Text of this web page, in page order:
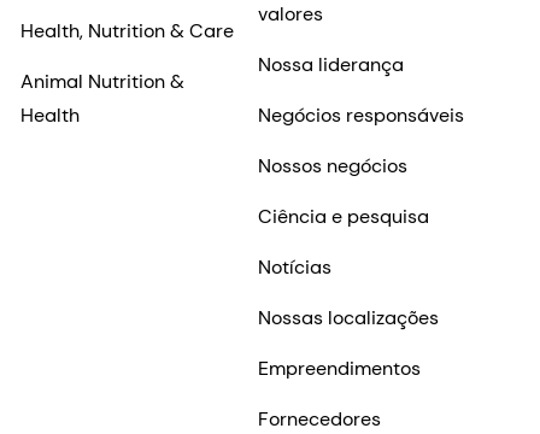
Health, Nutrition & Care
Animal Nutrition &
Health
valores
Nossa liderança
Negócios responsáveis
Nossos negócios
Ciência e pesquisa
Notícias
Nossas localizações
Empreendimentos
Fornecedores